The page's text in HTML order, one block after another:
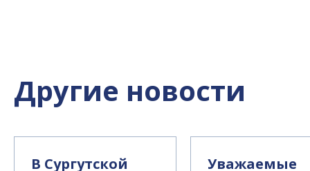
Другие новости
В Сургутской Уважаемые